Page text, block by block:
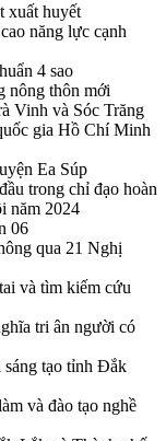
xuất huyết
năng lực cạnh
4 sao
nông thôn mới
Vinh và Sóc Trăng
gia Hồ Chí Minh
Ea Súp
trong chỉ đạo hoàn
năm 2024
06
qua 21 Nghị
và tìm kiếm cứu
tri ân người có
tạo tỉnh Đắk
và đào tạo nghề